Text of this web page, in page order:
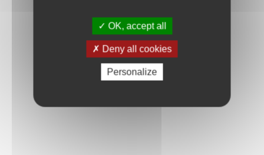
OK, accept all
Deny all cookies
Personalize